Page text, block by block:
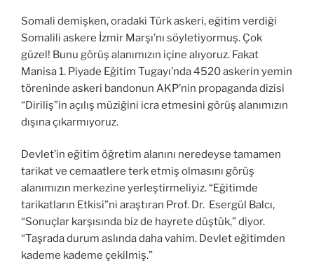
Somali demişken, oradaki Türk askeri, eğitim verdiği
Somalili askere İzmir Marşı’nı söyletiyormuş. Çok
güzel! Bunu görüş alanımızın içine alıyoruz. Fakat
Manisa 1. Piyade Eğitim Tugayı’nda 4520 askerin yemin
töreninde askeri bandonun AKP’nin propaganda dizisi
“Diriliş”in açılış müziğini icra etmesini görüş alanımızın
dışına çıkarmıyoruz.
Devlet’in eğitim öğretim alanını neredeyse tamamen
tarikat ve cemaatlere terk etmiş olmasını görüş
alanımızın merkezine yerleştirmeliyiz. “Eğitimde
tarikatların Etkisi”ni araştıran Prof. Dr. Esergül Balcı,
“Sonuçlar karşısında biz de hayrete düştük,” diyor.
“Taşrada durum aslında daha vahim. Devlet eğitimden
kademe kademe çekilmiş.”